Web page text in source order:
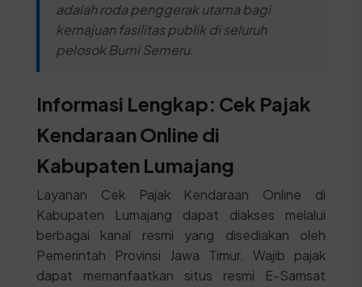
adalah roda penggerak utama bagi
kemajuan fasilitas publik di seluruh
pelosok Bumi Semeru.
Informasi Lengkap: Cek Pajak
Kendaraan Online di
Kabupaten Lumajang
Layanan Cek Pajak Kendaraan Online di
Kabupaten Lumajang dapat diakses melalui
berbagai kanal resmi yang disediakan oleh
Pemerintah Provinsi Jawa Timur. Wajib pajak
dapat memanfaatkan situs resmi E-Samsat